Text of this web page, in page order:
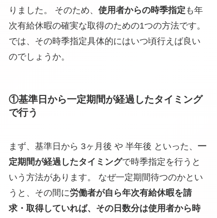
りました。 そのため、 使用者からの時季指定 も年
次有給休暇の確実な取得のための1つの方法です。
では、その時季指定具体的にはいつ頃行えば良い
のでしょうか。
①基準日から一定期間が経過したタイミング
で行う
まず、基準日から 3ヶ月後 や 半年後 といった、 一
定期間が経過したタイミングで時季指定を行うと
いう方法があります。 なぜ一定期間待つのかとい
うと、その間に労働者が自ら年次有給休暇を請
求・取得していれば、その日数分は使用者から時